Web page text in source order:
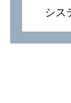
シス